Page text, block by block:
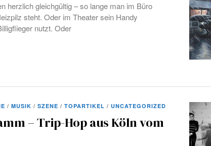
herzlich gleichgültig – so lange man im Büro
steht. Oder im Theater sein Handy
nutzt. Oder
/ MUSIK / SZENE / TOPARTIKEL / UNCATEGORIZED
– Trip-Hop aus Köln vom